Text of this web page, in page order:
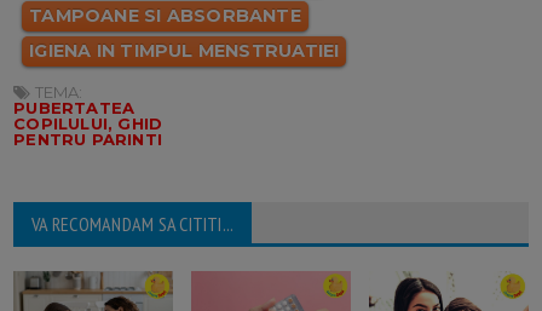
TAMPOANE SI ABSORBANTE
IGIENA IN TIMPUL MENSTRUATIEI
TEMA:
PUBERTATEA
COPILULUI, GHID
PENTRU PARINTI
VA RECOMANDAM SA CITITI...